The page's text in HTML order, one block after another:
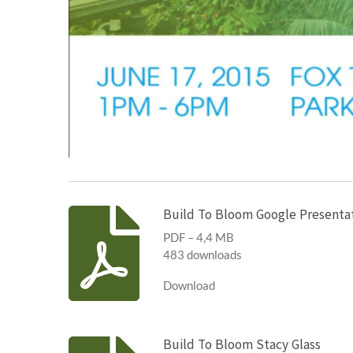
Build To Bloom Google
PDF – 4,4 MB
483 downloads
Download
Build To Bloom Stacy Glass